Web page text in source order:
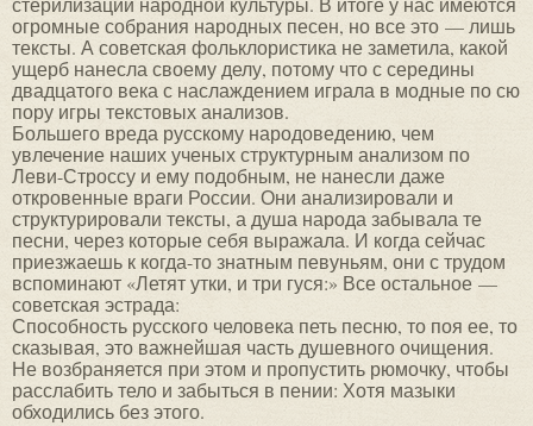
огромные собрания народных песен, но все это — лишь
тексты. А советская фольклористика не заметила, какой
ущерб нанесла своему делу, потому что с середины
двадцатого века с наслаждением играла в модные по сю
пору игры текстовых анализов.
Большего вреда русскому народоведению, чем
увлечение наших ученых структурным анализом по
Леви-Строссу и ему подобным, не нанесли даже
откровенные враги России. Они анализировали и
структурировали тексты, а душа народа забывала те
песни, через которые себя выражала. И когда сейчас
приезжаешь к когда-то знатным певуньям, они с трудом
вспоминают «Летят утки, и три гуся:» Все остальное —
советская эстрада:
Способность русского человека петь песню, то поя ее, то
сказывая, это важнейшая часть душевного очищения.
Не возбраняется при этом и пропустить рюмочку, чтобы
расслабить тело и забыться в пении: Хотя мазыки
обходились без этого.